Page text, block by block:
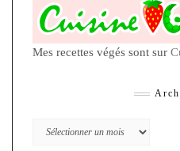
Mes recettes végés sont sur
Archives